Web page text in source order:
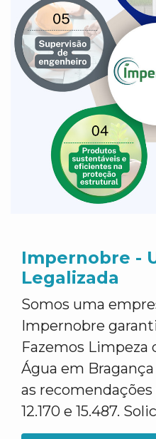
Impernobre -
Legalizada
Somos uma
Impernobre
Fazemos Limpeza
Água em
as
12.170 e 15.487.